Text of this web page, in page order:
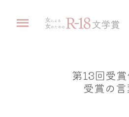
受賞者の活
第13回受
受賞の言